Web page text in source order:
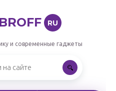
RU
и современные гаджеты